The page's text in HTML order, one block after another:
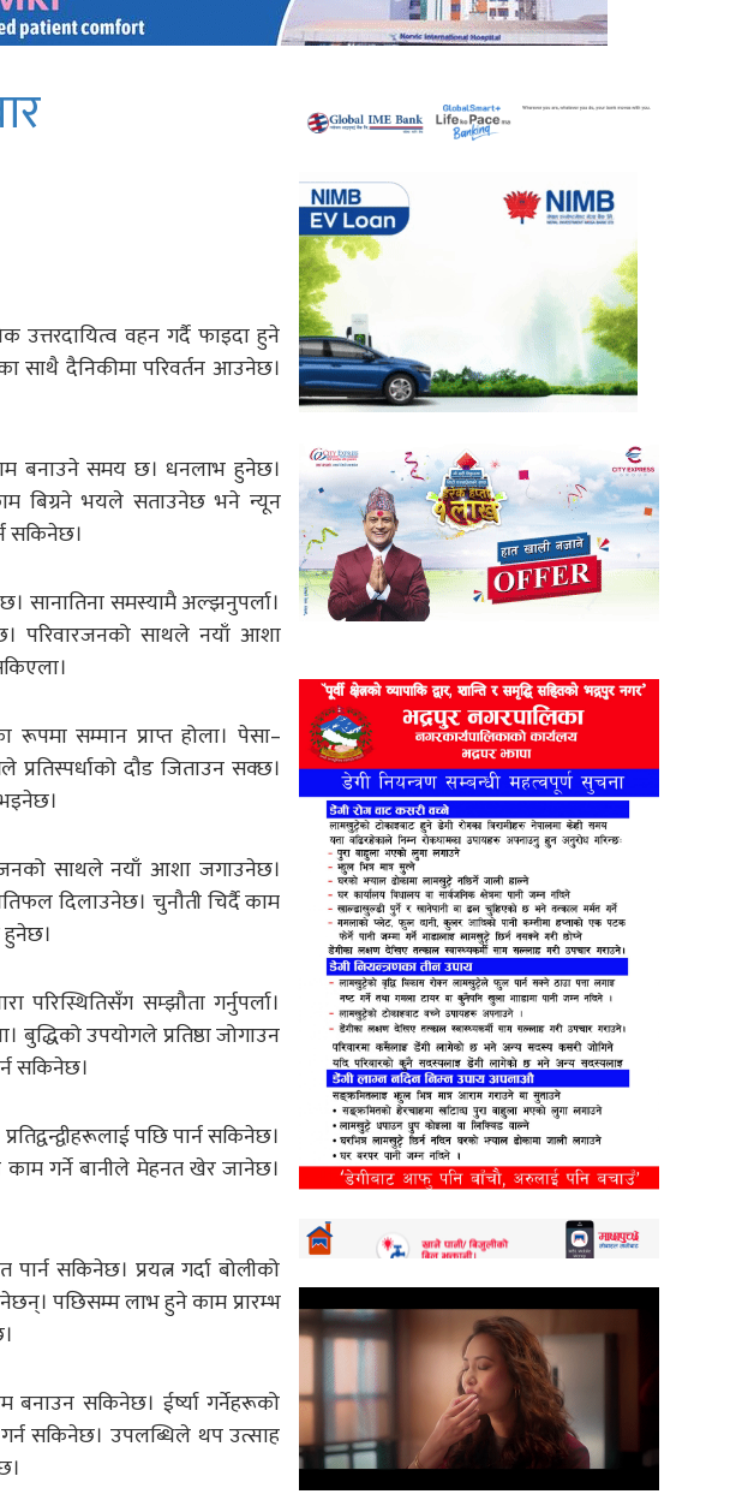
उत्तरदायित्व वहन गर्दै फाइदा हुने
साथै दैनिकीमा परिवर्तन आउनेछ।
बनाउने समय छ। धनलाभ हुनेछ।
बिग्रने भयले सताउनेछ भने न्यून
सकिनेछ।
सानातिना समस्यामै अल्झनुपर्ला।
परिवारजनको साथले नयाँ आशा
सम्मान प्राप्त होला। पेसा–
दौड जिताउन सक्छ।
साथले नयाँ आशा जगाउनेछ।
दिलाउनेछ। चुनौती चिर्दै काम
हुनेछ।
सम्झौता गर्नुपर्ला।
उपयोगले प्रतिष्ठा जोगाउन
सकिनेछ।
पछि पार्न सकिनेछ।
काम गर्ने बानीले मेहनत खेर जानेछ।
सकिनेछ। प्रयत्न गर्दा बोलीको
पछिसम्म लाभ हुने काम प्रारम्भ
बनाउन सकिनेछ। ईर्ष्या गर्नेहरूको
सकिनेछ। उपलब्धिले थप उत्साह